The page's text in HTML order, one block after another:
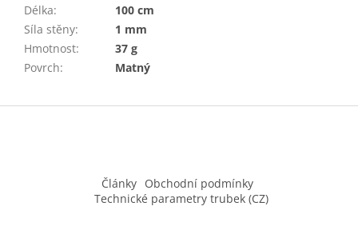
Délka:
100 cm
Síla stěny:
1 mm
Hmotnost:
37 g
Povrch: Matný
Z
Články
Obchodní podmínky
Technické parametry trubek (CZ)